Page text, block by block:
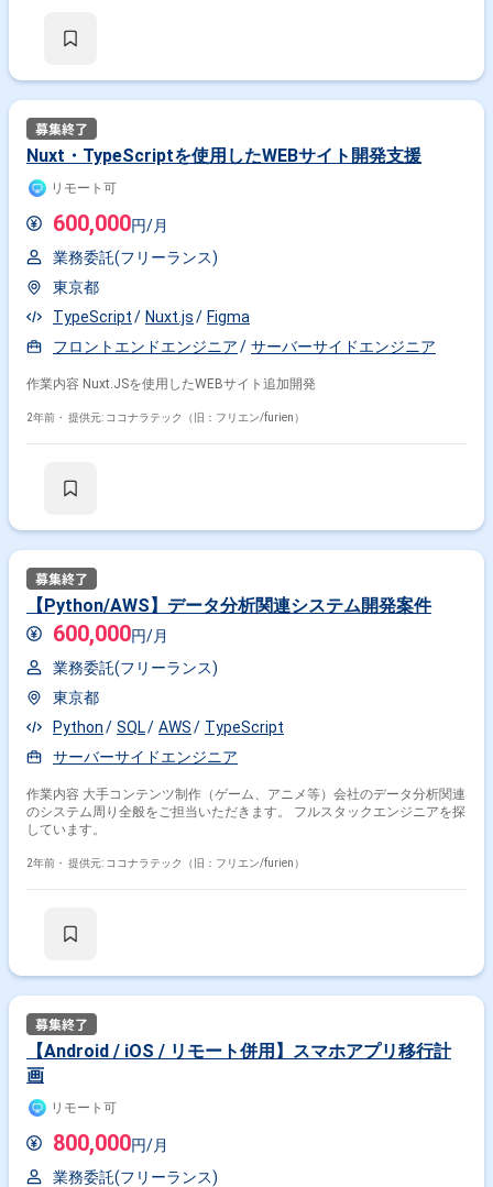
Nuxt・TypeScriptを使用したWEBサイト開発支援
リモート可
600,000円/月
業務委託(フリーランス)
東京都
TypeScript
Nuxt.js
Figma
フロントエンドエンジニア
サーバーサイドエンジニア
作業内容 Nuxt.JSを使用したWEBサイト追加開発
2年前・ 提供元: ココナラテック（旧：フリエン/furien）
【Python/AWS】データ分析関連システム開発案件
600,000円/月
業務委託(フリーランス)
東京都
Python
SQL AWS
TypeScript
サーバーサイドエンジニア
作業内容 大手コンテンツ制作（ゲーム、アニメ等）会社のデータ分析関連
のシステム周り全般をご担当いただきます。 フルスタックエンジニアを探
しています。
2年前・ 提供元: ココナラテック（旧：フリエン/furien）
【Android / iOS / リモート併用】スマホアプリ移行計
画
リモート可
800,000円/月
業務委託(フリーランス)